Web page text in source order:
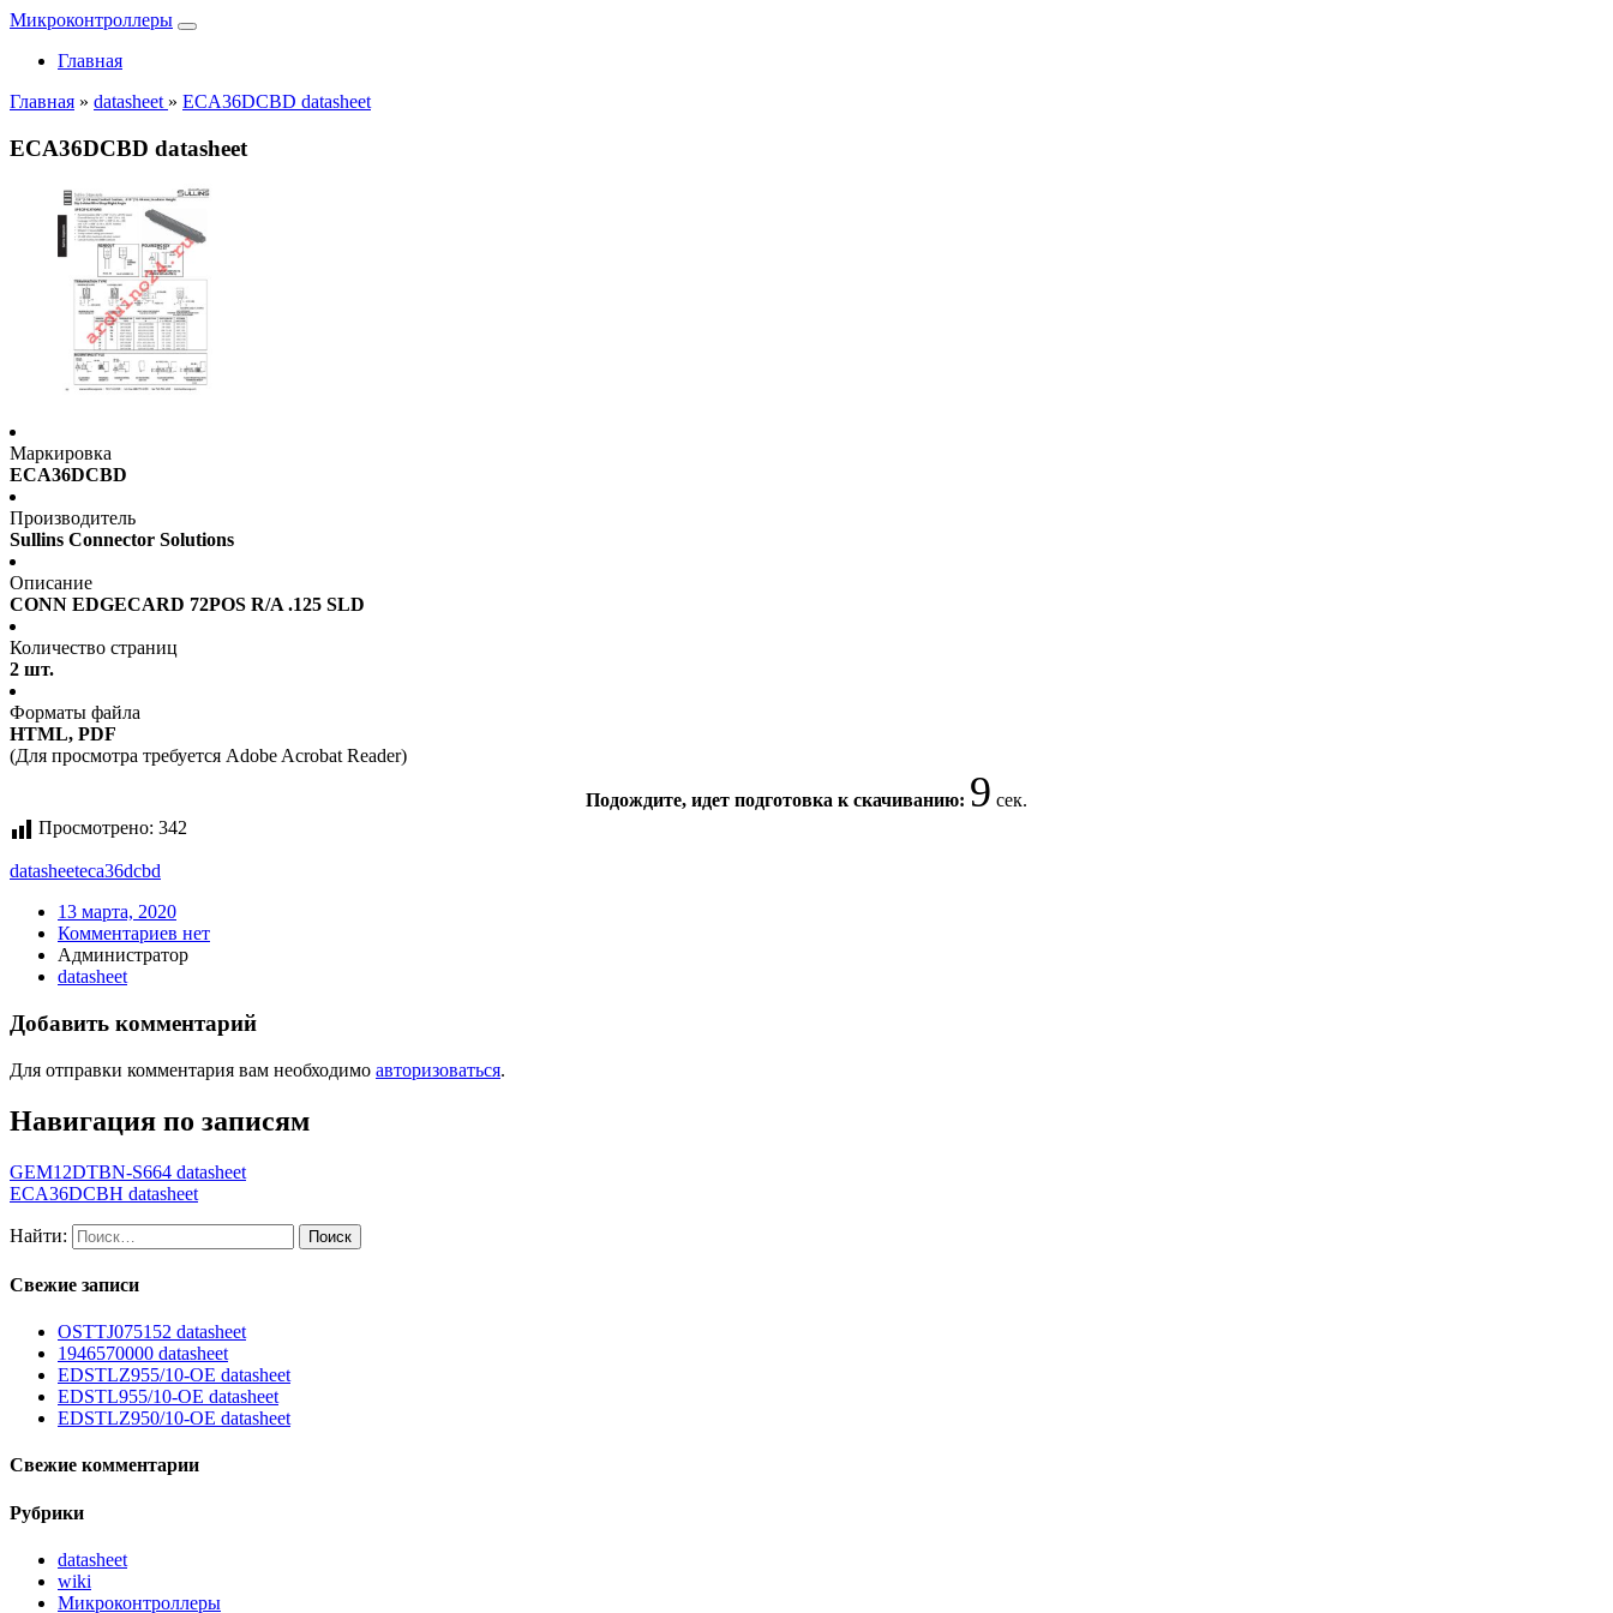
Микроконтроллеры
Главная
Главная » datasheet » ECA36DCBD datasheet
ECA36DCBD datasheet
Маркировка
ECA36DCBD
Производитель
Sullins Connector Solutions
Описание
CONN EDGECARD 72POS R/A .125 SLD
Количество страниц
2 шт.
Форматы файла
HTML, PDF
(Для просмотра требуется Adobe Acrobat Reader)
Подождите, идет подготовка к скачиванию: 9 сек.
Просмотрено: 342
datasheeteca36dcbd
13 марта, 2020
Комментариев нет
Администратор
datasheet
Добавить комментарий
Для отправки комментария вам необходимо авторизоваться.
Навигация по записям
GEM12DTBN-S664 datasheet
ECA36DCBH datasheet
Найти:
Свежие записи
OSTTJ075152 datasheet
1946570000 datasheet
EDSTLZ955/10-OE datasheet
EDSTL955/10-OE datasheet
EDSTLZ950/10-OE datasheet
Свежие комментарии
Рубрики
datasheet
wiki
Микроконтроллеры